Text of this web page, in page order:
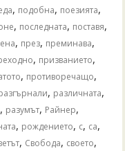
, подобна, поезията,
, последната, поставя,
, през, преминава,
, призванието,
, противоречащо,
, различната,
, разумът, Райнер,
, рождението, с, са,
, Свобода, своето,